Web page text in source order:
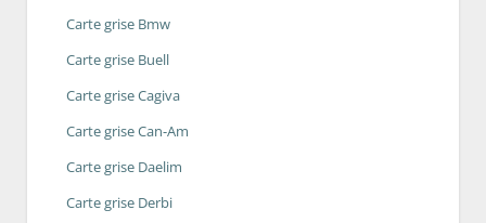
Carte grise Bmw
Carte grise Buell
Carte grise Cagiva
Carte grise Can-Am
Carte grise Daelim
Carte grise Derbi